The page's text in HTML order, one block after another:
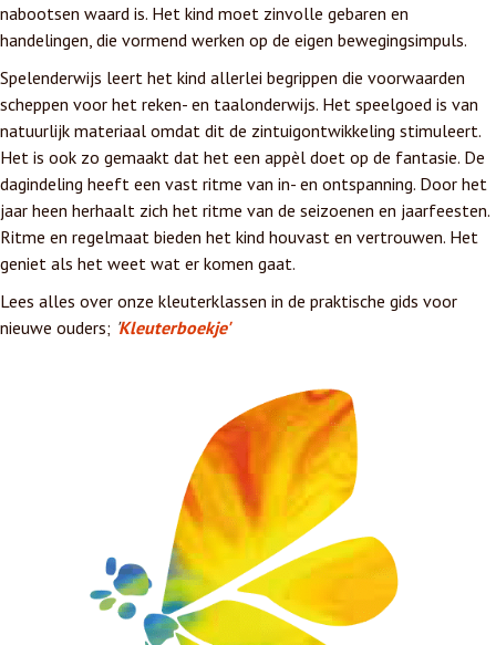
nabootsen waard is. Het kind moet zinvolle gebaren en
handelingen, die vormend werken op de eigen bewegingsimpuls.
Spelenderwijs leert het kind allerlei begrippen die voorwaarden
scheppen voor het reken- en taalonderwijs. Het speelgoed is van
natuurlijk materiaal omdat dit de zintuigontwikkeling stimuleert.
Het is ook zo gemaakt dat het een appèl doet op de fantasie. De
dagindeling heeft een vast ritme van in- en ontspanning. Door het
jaar heen herhaalt zich het ritme van de seizoenen en jaarfeesten.
Ritme en regelmaat bieden het kind houvast en vertrouwen. Het
geniet als het weet wat er komen gaat.
Lees alles over onze kleuterklassen in de praktische gids voor
nieuwe ouders; Kleuterboekje'